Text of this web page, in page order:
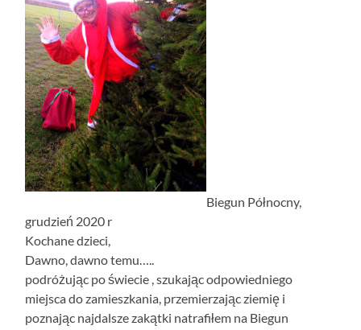
Biegun Północny,
grudzień 2020 r
Kochane dzieci,
Dawno, dawno temu…..
podróżując po świecie , szukając odpowiedniego
miejsca do zamieszkania, przemierzając ziemię i
poznając najdalsze zakątki natrafiłem na Biegun